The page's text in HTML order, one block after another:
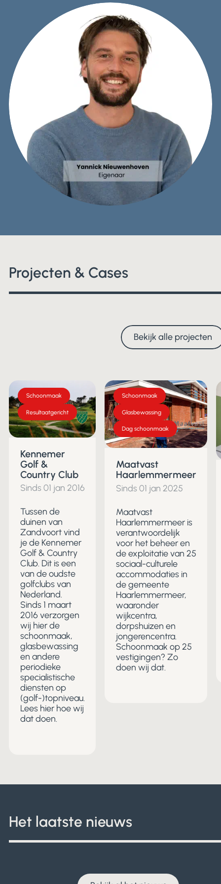
Projecten & Cases
Bekijk alle projecten
Bekijk alle projecten
Schoonmaak
Resultaatgericht
Kennemer
Golf &
Country Club
Sinds 01 jan 2016
Tussen de
duinen van
Zandvoort vind
je de Kennemer
Golf & Country
Club. Dit is een
van de oudste
golfclubs van
Nederland.
Sinds 1 maart
2016 verzorgen
wij hier de
schoonmaak,
glasbewassing
en andere
periodieke
specialistische
diensten op
(golf-)topniveau.
Lees hier hoe wij
dat doen.
Schoonmaak
Glasbewassing
Dag schoonmaak
Maatvast
Haarlemmermeer
Sinds 01 jan 2025
Maatvast
Haarlemmermeer is
verantwoordelijk
voor het beheer en
de exploitatie van 25
sociaal-culturele
accommodaties in
de gemeente
Haarlemmermeer,
waaronder
wijkcentra,
dorpshuizen en
jongerencentra.
Schoonmaak op 25
vestigingen? Zo
doen wij dat.
Het laatste nieuws